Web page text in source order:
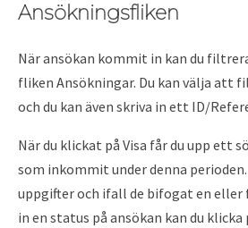
Ansökningsfliken
När ansökan kommit in kan du
fliken Ansökningar. Du kan välja att
och du kan även skriva in ett ID/
När du klickat på Visa får du upp ett
som inkommit under denna perioden.
uppgifter och ifall de bifogat en eller
in en status på ansökan kan du